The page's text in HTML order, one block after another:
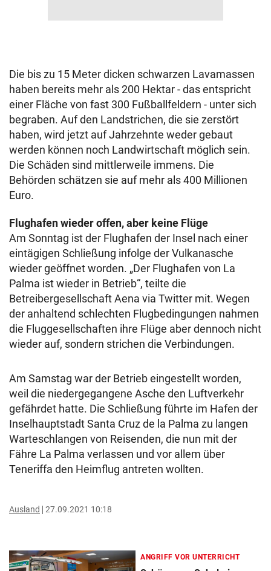
Die bis zu 15 Meter dicken schwarzen Lavamassen
haben bereits mehr als 200 Hektar - das entspricht
einer Fläche von fast 300 Fußballfeldern - unter sich
begraben. Auf den Landstrichen, die sie zerstört
haben, wird jetzt auf Jahrzehnte weder gebaut
werden können noch Landwirtschaft möglich sein.
Die Schäden sind mittlerweile immens. Die
Behörden schätzen sie auf mehr als 400 Millionen
Euro.
Flughafen wieder offen, aber keine Flüge
Am Sonntag ist der Flughafen der Insel nach einer
eintägigen Schließung infolge der Vulkanasche
wieder geöffnet worden. „Der Flughafen von La
Palma ist wieder in Betrieb“, teilte die
Betreibergesellschaft Aena via Twitter mit. Wegen
der anhaltend schlechten Flugbedingungen nahmen
die Fluggesellschaften ihre Flüge aber dennoch nicht
wieder auf, sondern strichen die Verbindungen.
Am Samstag war der Betrieb eingestellt worden,
weil die niedergegangene Asche den Luftverkehr
gefährdet hatte. Die Schließung führte im Hafen der
Inselhauptstadt Santa Cruz de la Palma zu langen
Warteschlangen von Reisenden, die nun mit der
Fähre La Palma verlassen und vor allem über
Teneriffa den Heimflug antreten wollten.
Ausland 27.09.2021 10:18
ANGRIFF VOR UNTERRICHT